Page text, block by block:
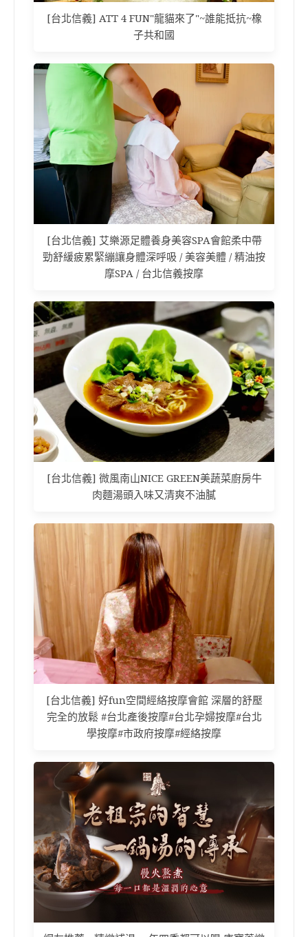
[台北信義] ATT 4 FUN"龍貓來了"~誰能抵抗~橡
子共和國
[台北信義] 艾樂源足體養身美容SPA會館柔中帶
勁舒緩疲累緊繃讓身體深呼吸 / 美容美體 / 精油按
摩SPA / 台北信義按摩
[台北信義] 微風南山NICE GREEN美蔬菜廚房牛
肉麵湯頭入味又清爽不油膩
[台北信義] 好fun空間經絡按摩會館 深層的舒壓
完全的放鬆 #台北產後按摩#台北孕婦按摩#台北
學按摩#市政府按摩#經絡按摩